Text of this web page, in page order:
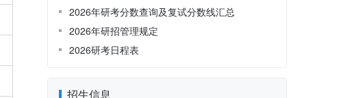
2026年研考分数查询及复试分数线汇总
2026年研招管理规定
2026研考日程表
招生信息